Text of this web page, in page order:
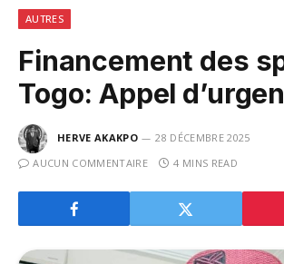
AUTRES
Financement des
Togo: Appel
HERVE AKAKPO
28 DÉCEMBRE 2025
AUCUN COMMENTAIRE
4 MINS READ